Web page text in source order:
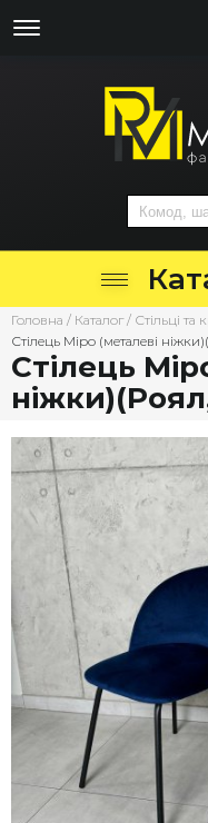
Головна / Каталог / Стільці та
Стілець Міро (металеві
Стілець